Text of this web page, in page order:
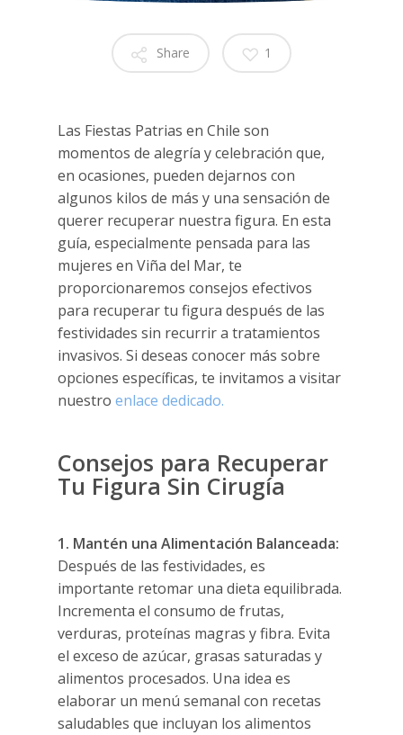
Share 1
Las Fiestas Patrias en Chile son
momentos de alegría y celebración que,
en ocasiones, pueden dejarnos con
algunos kilos de más y una sensación de
querer recuperar nuestra figura. En esta
guía, especialmente pensada para las
mujeres en Viña del Mar, te
proporcionaremos consejos efectivos
para recuperar tu figura después de las
festividades sin recurrir a tratamientos
invasivos. Si deseas conocer más sobre
opciones específicas, te invitamos a visitar
nuestroenlace dedicado.
Consejos para Recuperar
Tu Figura Sin Cirugía
1. Mantén una Alimentación Balanceada:
Después de las festividades, es
importante retomar una dieta equilibrada.
Incrementa el consumo de frutas,
verduras, proteínas magras y fibra. Evita
el exceso de azúcar, grasas saturadas y
alimentos procesados. Una idea es
elaborar un menú semanal con recetas
saludables que incluyan los alimentos